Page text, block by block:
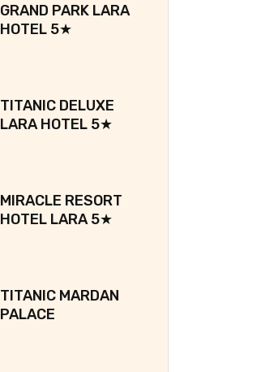
GRAND PARK LARA
HOTEL 5★
TITANIC DELUXE
LARA HOTEL 5★
MIRACLE RESORT
HOTEL LARA 5★
TITANIC MARDAN
PALACE